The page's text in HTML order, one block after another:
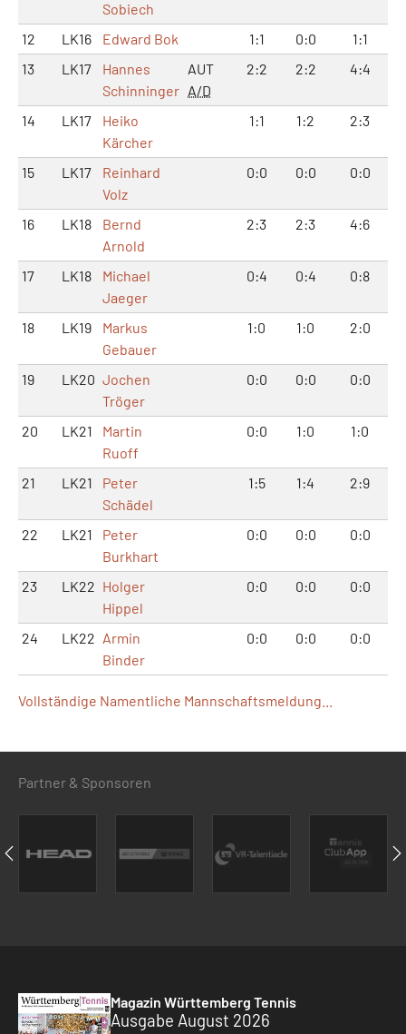
Sobiech
12
LK16 Edward Bok 1:1 0:0
1:1
13
LK17
Hannes
Schinninger
AUT
A/D
2:2 2:2 4:4
14 LK17
Heiko
Kärcher
1:1 1:2 2:3
15 LK17
Reinhard
Volz
0:0 0:0 0:0
16 LK18
Bernd
Arnold
2:3 2:3 4:6
17 LK18
Michael
Jaeger
0:4 0:4 0:8
18 LK19
Markus
Gebauer
1:0 1:0 2:0
19 LK20 Jochen
Tröger
0:0 0:0 0:0
20 LK21
Martin
Ruoff
0:0 1:0 1:0
21 LK21
Peter
Schädel
1:5 1:4 2:9
22 LK21
Peter
Burkhart
0:0 0:0 0:0
23 LK22 Holger
Hippel
0:0 0:0 0:0
24 LK22 Armin
Binder
0:0 0:0 0:0
Vollständige Namentliche Mannschaftsmeldung...
Partner & Sponsoren
Magazin Württemberg Tennis
Ausgabe August 2026